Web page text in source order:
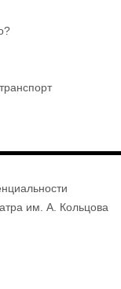
им. А. Кольцова